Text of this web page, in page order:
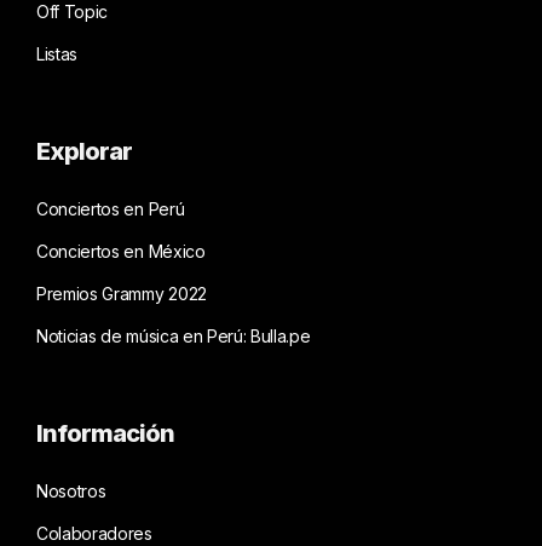
Off Topic
Listas
Explorar
Conciertos en Perú
Conciertos en México
Premios Grammy 2022
Noticias de música en Perú: Bulla.pe
Información
Nosotros
Colaboradores